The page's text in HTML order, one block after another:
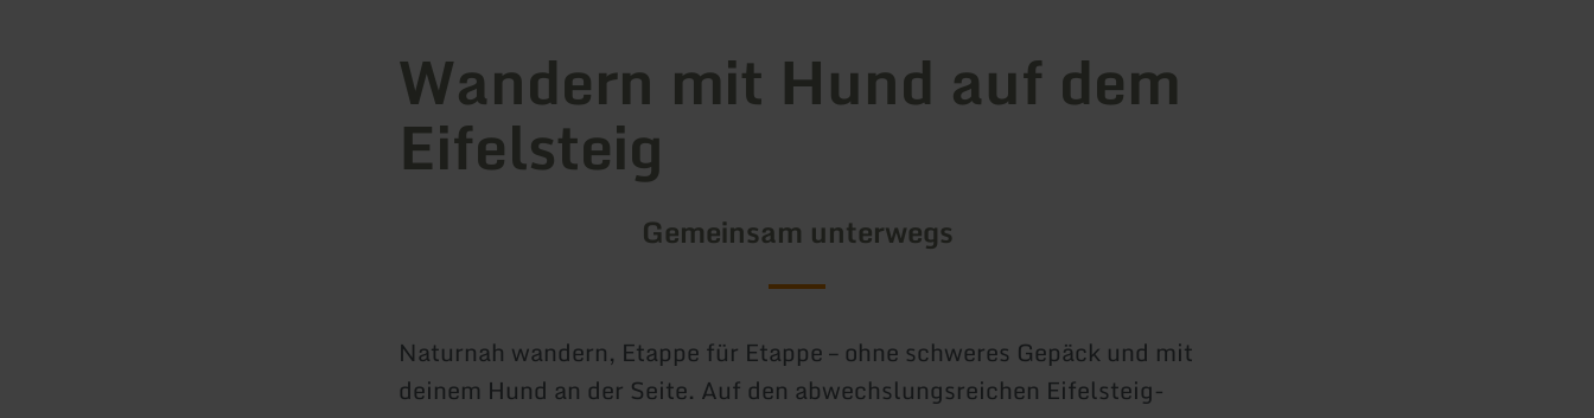
Wandern mit Hund auf dem
Eifelsteig
Gemeinsam unterwegs
Naturnah wandern, Etappe für Etappe – ohne schweres Gepäck und mit
deinem Hund an der Seite. Auf den abwechslungsreichen Eifelsteig-